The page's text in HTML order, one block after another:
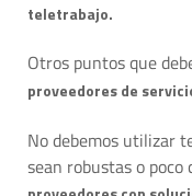
teletrabajo.
Otros puntos que
proveedores de
No debemos utilizar
sean robustas o